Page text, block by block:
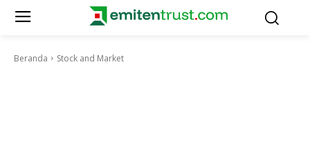
Beranda Stock and Market